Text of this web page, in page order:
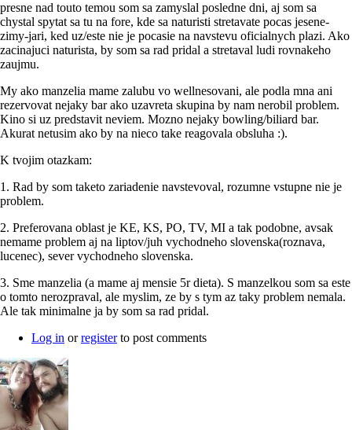
presne nad touto temou som sa zamyslal posledne dni, aj som sa
chystal spytat sa tu na fore, kde sa naturisti stretavate pocas jesene-
zimy-jari, ked uz/este nie je pocasie na navstevu oficialnych plazi. Ako
zacinajuci naturista, by som sa rad pridal a stretaval ludi rovnakeho
zaujmu.
My ako manzelia mame zalubu vo wellnesovani, ale podla mna ani
rezervovat nejaky bar ako uzavreta skupina by nam nerobil problem.
Kino si uz predstavit neviem. Mozno nejaky bowling/biliard bar.
Akurat netusim ako by na nieco take reagovala obsluha :).
K tvojim otazkam:
1. Rad by som taketo zariadenie navstevoval, rozumne vstupne nie je
problem.
2. Preferovana oblast je KE, KS, PO, TV, MI a tak podobne, avsak
nemame problem aj na liptov/juh vychodneho slovenska(roznava,
lucenec), sever vychodneho slovenska.
3. Sme manzelia (a mame aj mensie 5r dieta). S manzelkou som sa este
o tomto nerozpraval, ale myslim, ze by s tym az taky problem nemala.
Ale tak minimalne ja by som sa rad pridal.
Log in orregisterto post comments